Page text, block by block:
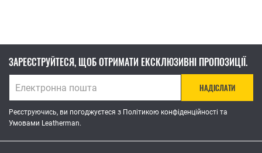
ЗАРЕЄСТРУЙТЕСЯ, ЩОБ ОТРИМАТИ ЕКСКЛЮЗИВНІ ПРОПОЗИЦІЇ.
НАДІСЛАТИ
Реєструючись, ви погоджуєтеся з Політикою конфіденційності та
Умовами Leatherman.